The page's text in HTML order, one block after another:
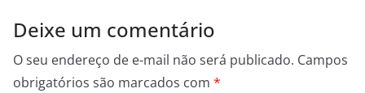
Deixe um comentário
O seu endereço de e-mail não será publicado. Campos
obrigatórios são marcados com *